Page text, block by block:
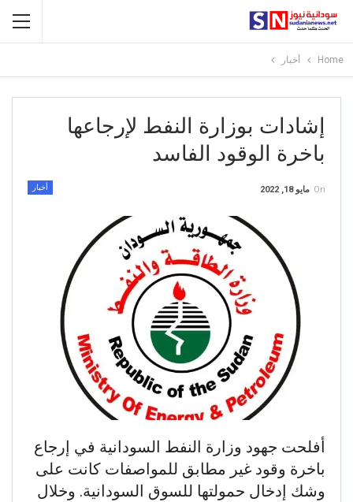
Home أخبار
إشادات بوزارة النفط لإرجاعها
باخرة الوقود الفاسد
أخبار On مايو 18, 2022
أفلحت جهود وزارة النفط السودانية في إرجاع
باخرة وقود غير مطابق للمواصفات كانت على
وشك إدخال حمولتها للسوق السودانية. وخلال